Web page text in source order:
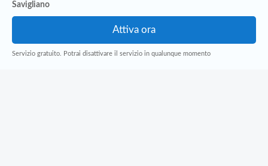
Savigliano
Servizio gratuito. Potrai disattivare il servizio in qualunque momento